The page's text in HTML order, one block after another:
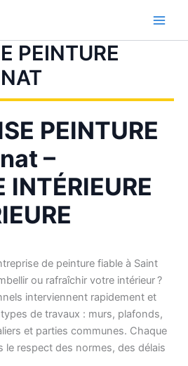
PEINTURE
PEINTURE
–
INTÉRIEURE
de peinture fiable à Saint
ou rafraîchir votre intérieur ?
interviennent rapidement et
de travaux : murs, plafonds,
et parties communes. Chaque
le respect des normes, des délais